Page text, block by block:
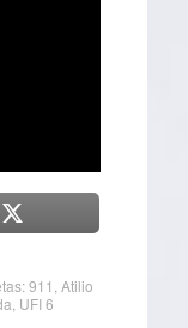
911 Atilio
UFI 6